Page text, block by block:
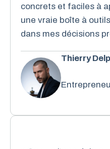
concrets et faciles à
une vraie boîte à
dans mes décisions
Thierry